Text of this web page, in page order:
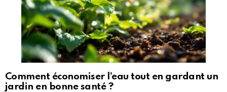
Comment économiser l’eau tout en gardant un
jardin en bonne santé ?